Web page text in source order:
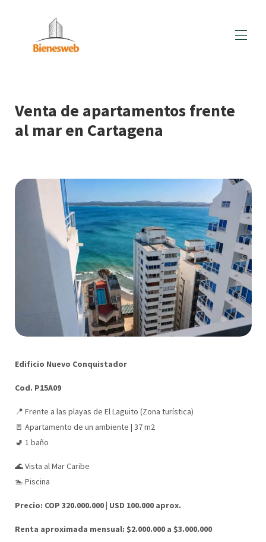
Edificios ▾
Ventas
Venta de apartamentos frente
al mar en Cartagena
Edificio Nuevo Conquistador
Cod. P15A09
📍 Frente a las playas de El Laguito (Zona turística)
🚪 Apartamento de un ambiente | 37 m2
🚽 1 baño
🌊 Vista al Mar Caribe
🏊 Piscina
Precio: COP 320.000.000 | USD 100.000 aprox.
Renta aproximada mensual: $2.000.000 a $3.000.000